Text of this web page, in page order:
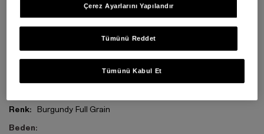
Renk:
Burgundy Full Grain
Beden:
Tümünü Reddet
Tümünü Kabul Et
Çerez Ayarlarını Yapılandır